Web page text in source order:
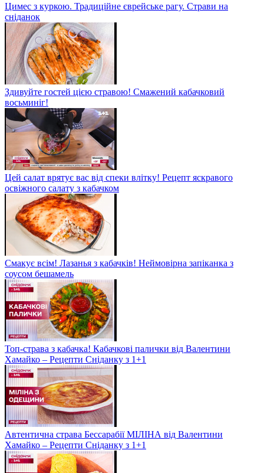
Цимес з куркою. Традиційне єврейське рагу. Страви на
сніданок
Здивуйте гостей цією стравою! Смажений кабачковий
восьминіг!
Цей салат врятує вас від спеки влітку! Рецепт яскравого
освіжного салату з кабачком
Смакує всім! Лазанья з кабачків! Неймовірна запіканка з
соусом бешамель
Топ-страва з кабачка! Кабачкові палички від Валентини
Хамайко – Рецепти Сніданку з 1+1
Автентична страва Бессарабії МІЛІНА від Валентини
Хамайко – Рецепти Сніданку з 1+1